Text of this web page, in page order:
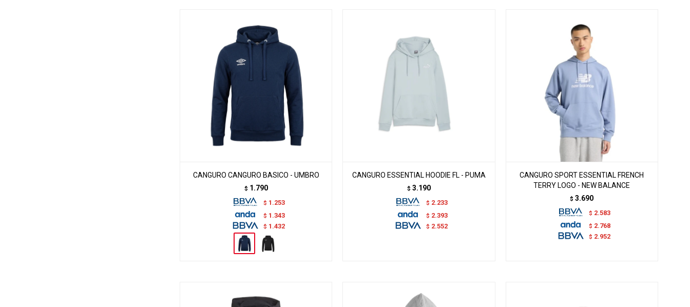
CANGURO CANGURO BASICO - UMBRO
$ 1.790
$ 1.253
$ 1.343
$ 1.432
CANGURO ESSENTIAL HOODIE FL - PUMA
$ 3.190
$ 2.233
$ 2.393
$ 2.552
CANGURO SPORT ESSENTIAL FRENCH
TERRY LOGO - NEW BALANCE
$ 3.690
$ 2.583
$ 2.768
$ 2.952